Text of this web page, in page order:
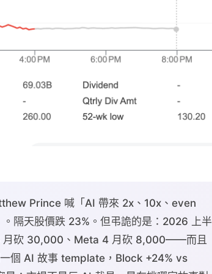
Prince 喊「AI 帶來 2x、10x、even
隔天股價跌 23%。但弔詭的是：2026 上半
月砍 30,000、Meta 4 月砍 8,000——而且
個 AI 故事 template，Block +24% vs